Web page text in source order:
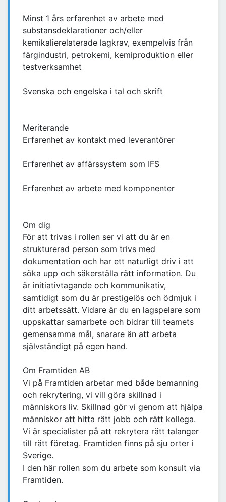
Minst 1 års erfarenhet av arbete med
substansdeklarationer och/eller
kemikalierelaterade lagkrav, exempelvis från
färgindustri, petrokemi, kemiproduktion eller
testverksamhet
Svenska och engelska i tal och skrift
Meriterande
Erfarenhet av kontakt med leverantörer
Erfarenhet av affärssystem som IFS
Erfarenhet av arbete med komponenter
Om dig
För att trivas i rollen ser vi att du är en
strukturerad person som trivs med
dokumentation och har ett naturligt driv i att
söka upp och säkerställa rätt information. Du
är initiativtagande och kommunikativ,
samtidigt som du är prestigelös och ödmjuk i
ditt arbetssätt. Vidare är du en lagspelare som
uppskattar samarbete och bidrar till teamets
gemensamma mål, snarare än att arbeta
självständigt på egen hand.
Om Framtiden AB
Vi på Framtiden arbetar med både bemanning
och rekrytering, vi vill göra skillnad i
människors liv. Skillnad gör vi genom att hjälpa
människor att hitta rätt jobb och rätt kollega.
Vi är specialister på att rekrytera rätt talanger
till rätt företag. Framtiden finns på sju orter i
Sverige.
I den här rollen som du arbete som konsult via
Framtiden.